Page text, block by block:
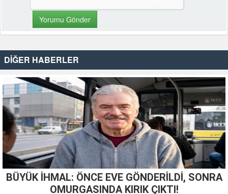
DİĞER HABERLER
BÜYÜK İHMAL: ÖNCE EVE GÖNDERİLDİ, SONRA
OMURGASINDA KIRIK ÇIKTI!